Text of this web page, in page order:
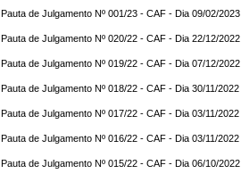
Pauta de Julgamento Nº 001/23 - CAF - Dia 09/02/2023
Pauta de Julgamento Nº 020/22 - CAF - Dia 22/12/2022
Pauta de Julgamento Nº 019/22 - CAF - Dia 07/12/2022
Pauta de Julgamento Nº 018/22 - CAF - Dia 30/11/2022
Pauta de Julgamento Nº 017/22 - CAF - Dia 03/11/2022
Pauta de Julgamento Nº 016/22 - CAF - Dia 03/11/2022
Pauta de Julgamento Nº 015/22 - CAF - Dia 06/10/2022